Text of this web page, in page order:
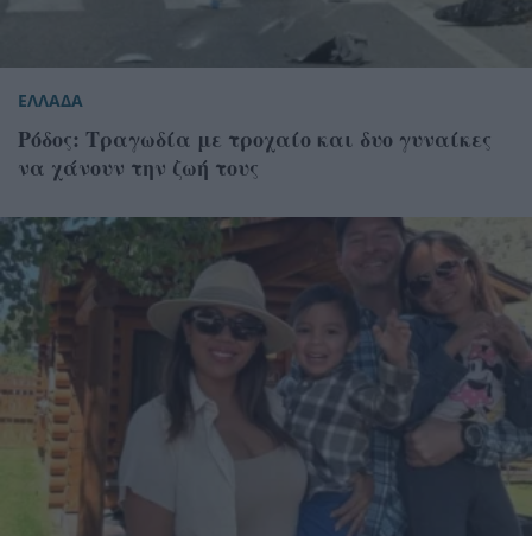
ΕΛΛΑΔΑ
Ρόδος: Τραγωδία με τροχαίο και δυο γυναίκες
να χάνουν την ζωή τους